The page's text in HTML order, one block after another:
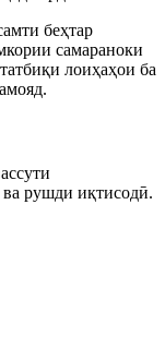
беҳтар
самараноки
лоиҳаҳои ба
ва рушди иқтисодӣ.